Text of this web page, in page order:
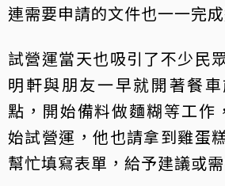
連需要申請的文件也一一完成
試營運當天也吸引了不少民
明軒與朋友一早就開著餐
點，開始備料做麵糊等工作
始試營運，他也請拿到雞蛋
幫忙填寫表單，給予建議或